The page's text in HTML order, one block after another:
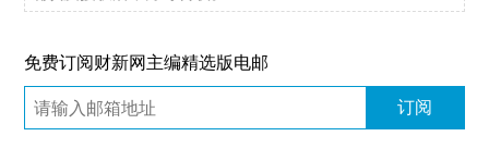
免费订阅财新网主编精选版电邮
订阅